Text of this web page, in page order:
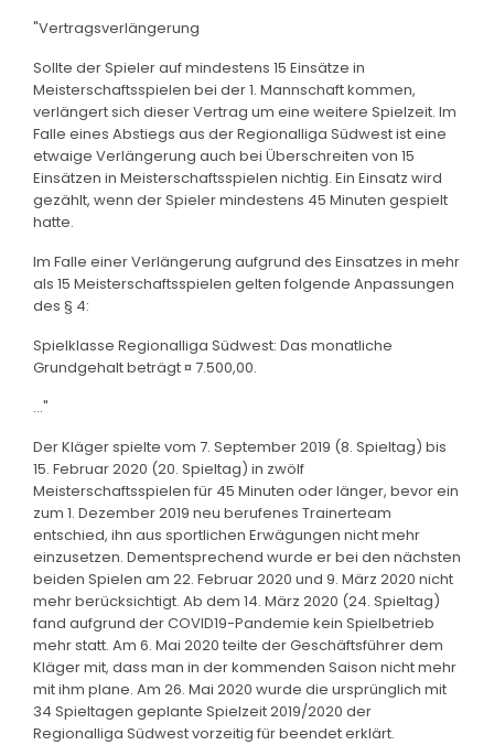
"Vertragsverlängerung
Sollte der Spieler auf mindestens 15 Einsätze in
Meisterschaftsspielen bei der 1. Mannschaft kommen,
verlängert sich dieser Vertrag um eine weitere Spielzeit. Im
Falle eines Abstiegs aus der Regionalliga Südwest ist eine
etwaige Verlängerung auch bei Überschreiten von 15
Einsätzen in Meisterschaftsspielen nichtig. Ein Einsatz wird
gezählt, wenn der Spieler mindestens 45 Minuten gespielt
hatte.
Im Falle einer Verlängerung aufgrund des Einsatzes in mehr
als 15 Meisterschaftsspielen gelten folgende Anpassungen
des § 4:
Spielklasse Regionalliga Südwest: Das monatliche
Grundgehalt beträgt ¤ 7.500,00.
..."
Der Kläger spielte vom 7. September 2019 (8. Spieltag) bis
15. Februar 2020 (20. Spieltag) in zwölf
Meisterschaftsspielen für 45 Minuten oder länger, bevor ein
zum 1. Dezember 2019 neu berufenes Trainerteam
entschied, ihn aus sportlichen Erwägungen nicht mehr
einzusetzen. Dementsprechend wurde er bei den nächsten
beiden Spielen am 22. Februar 2020 und 9. März 2020 nicht
mehr berücksichtigt. Ab dem 14. März 2020 (24. Spieltag)
fand aufgrund der COVID19-Pandemie kein Spielbetrieb
mehr statt. Am 6. Mai 2020 teilte der Geschäftsführer dem
Kläger mit, dass man in der kommenden Saison nicht mehr
mit ihm plane. Am 26. Mai 2020 wurde die ursprünglich mit
34 Spieltagen geplante Spielzeit 2019/2020 der
Regionalliga Südwest vorzeitig für beendet erklärt.